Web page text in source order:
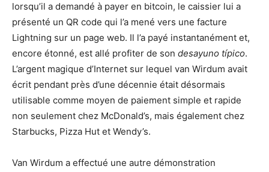
lorsqu’il a demandé à payer en bitcoin, le caissier lui a
présenté un QR code qui l’a mené vers une facture
Lightning sur un page web. Il l’a payé instantanément et,
encore étonné, est allé profiter de son desayuno típico.
L’argent magique d’Internet sur lequel van Wirdum avait
écrit pendant près d’une décennie était désormais
utilisable comme moyen de paiement simple et rapide
non seulement chez McDonald’s, mais également chez
Starbucks, Pizza Hut et Wendy’s.
Van Wirdum a effectué une autre démonstration